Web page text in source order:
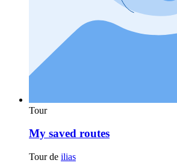
Tour
My saved routes
Tour de ilias